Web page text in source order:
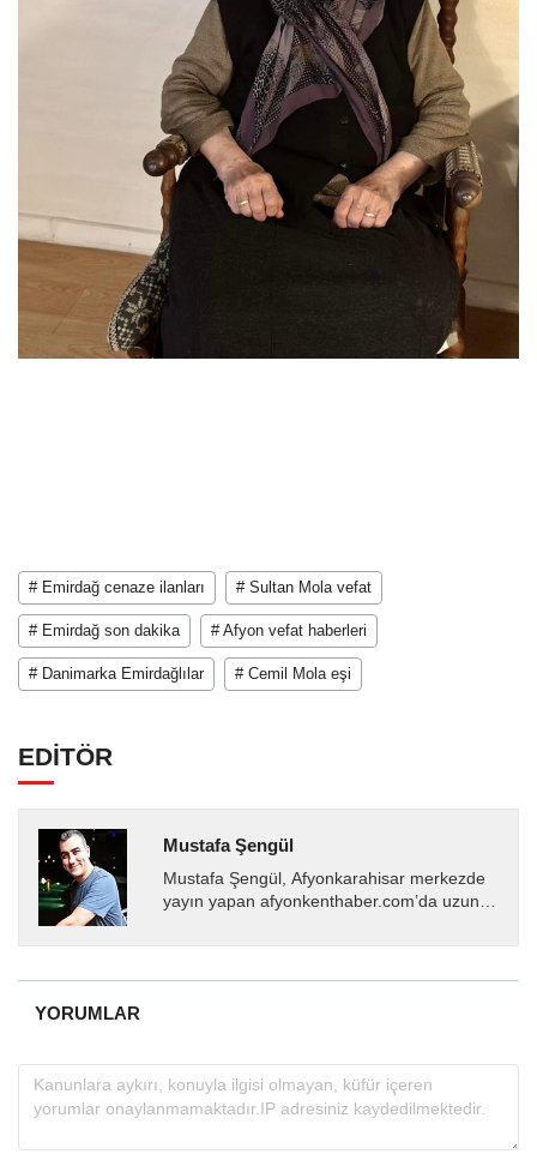
# Emirdağ cenaze ilanları # Sultan Mola vefat
# Emirdağ son dakika # Afyon vefat haberleri
# Danimarka Emirdağlılar # Cemil Mola eşi
EDİTÖR
Mustafa Şengül
Mustafa Şengül, Afyonkarahisar merkezde
yayın yapan afyonkenthaber.com’da uzun
almakta, haber akışı...
YORUMLAR